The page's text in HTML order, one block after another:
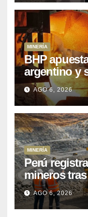
MINERÍA
BHP
argentino y
Kobrea
AGO 6, 2026
MINERÍA
Perú
mineros
de mil
cobre y oro
AGO 6, 2026